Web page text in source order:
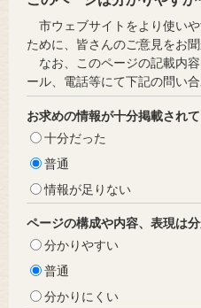
市ウェブサイトをより使い
ために、皆さんのご意見をお聞
なお、このページの記載内
ール、電話等にて下記の問い
お求めの情報が十分掲載され
十分だった
普通
情報が足りない
ページの構成や内容、表現は
分かりやすい
普通
分かりにくい